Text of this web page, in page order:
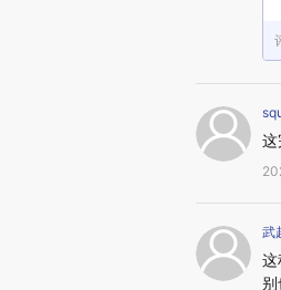
这
武
这
别